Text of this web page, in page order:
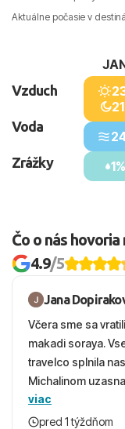
Aktuálne počasie v
Vzduch
Voda
Zrážky
1%
Čo o nás hovoria
4.9/5
Jana
Včera sme sa
makadi soraya.
travelco splnila
Michalinom
vecernych
krasny, cisty.
viac
pred 1 týždňom